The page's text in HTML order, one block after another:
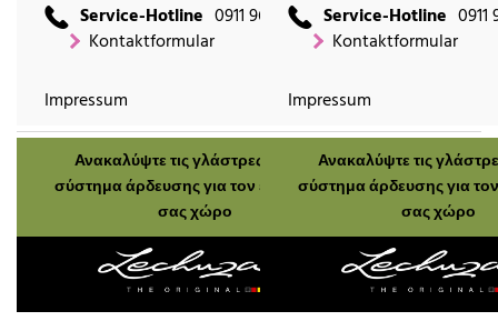
Service-Hotline 0911 9666 2660
Kontaktformular
Impressum
Service-Hotline 0911
Kontaktformular
Impressum
Ανακαλύψτε τις γλάστρες μας με
σύστημα άρδευσης για τον εξωτερικό
σας χώρο
Ανακαλύψτε τις
σύστημα άρδευσης για
σας χώρο